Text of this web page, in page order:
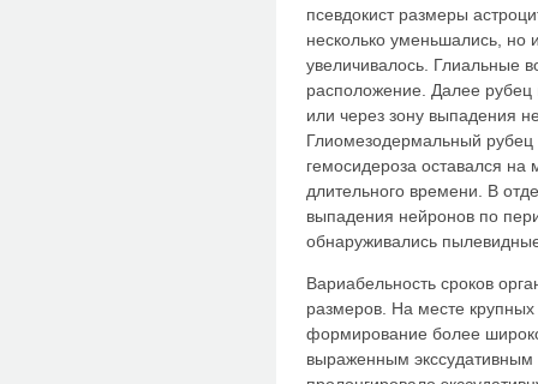
псевдокист размеры
несколько уменьшались, но
увеличивалось. Глиальные
расположение. Далее
или через зону выпадения
Глиомезодермальный
гемосидероза оставался на
длительного времени. В
выпадения нейронов по
обнаруживались
Вариабельность сроков
размеров. На месте крупных
формирование более
выраженным